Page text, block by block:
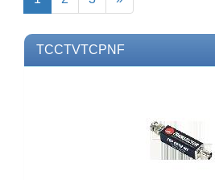
TCCTVTCPNF